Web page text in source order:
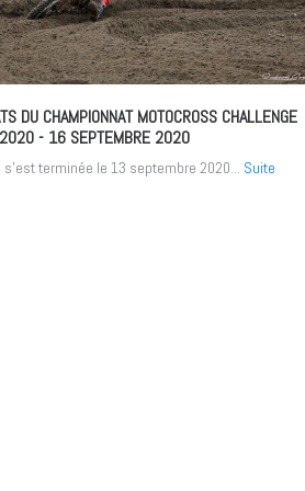
DU CHAMPIONNAT MOTOCROSS CHALLENGE
- 16 SEPTEMBRE 2020
s’est terminée le 13 septembre 2020... Suite